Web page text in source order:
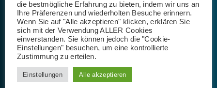
Name, E-Mail-Adresse und Website in diesem Browser
die bestmögliche Erfahrung zu bieten, indem wir uns an
Ihre Präferenzen und wiederholten Besuche erinnern.
Wenn Sie auf "Alle akzeptieren" klicken, erklären Sie
sich mit der Verwendung ALLER Cookies
einverstanden. Sie können jedoch die "Cookie-
Einstellungen" besuchen, um eine kontrollierte
Zustimmung zu erteilen.
Einstellungen Alle akzeptieren